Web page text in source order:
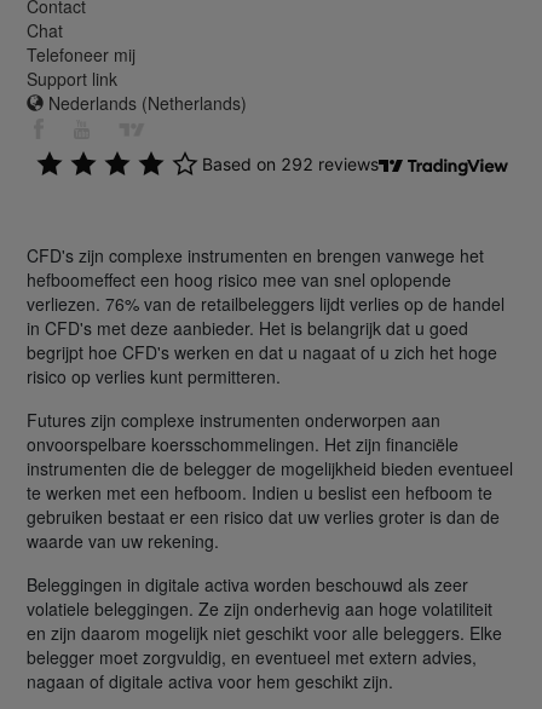
Contact
Chat
Telefoneer mij
Support link
Nederlands (Netherlands)
CFD's zijn complexe instrumenten en brengen vanwege het
hefboomeffect een hoog risico mee van snel oplopende
verliezen. 76% van de retailbeleggers lijdt verlies op de handel
in CFD's met deze aanbieder. Het is belangrijk dat u goed
begrijpt hoe CFD's werken en dat u nagaat of u zich het hoge
risico op verlies kunt permitteren.
Futures zijn complexe instrumenten onderworpen aan
onvoorspelbare koersschommelingen. Het zijn financiële
instrumenten die de belegger de mogelijkheid bieden eventueel
te werken met een hefboom. Indien u beslist een hefboom te
gebruiken bestaat er een risico dat uw verlies groter is dan de
waarde van uw rekening.
Beleggingen in digitale activa worden beschouwd als zeer
volatiele beleggingen. Ze zijn onderhevig aan hoge volatiliteit
en zijn daarom mogelijk niet geschikt voor alle beleggers. Elke
belegger moet zorgvuldig, en eventueel met extern advies,
nagaan of digitale activa voor hem geschikt zijn.